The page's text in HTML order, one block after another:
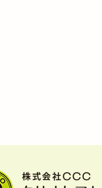
んたちとの親睦会